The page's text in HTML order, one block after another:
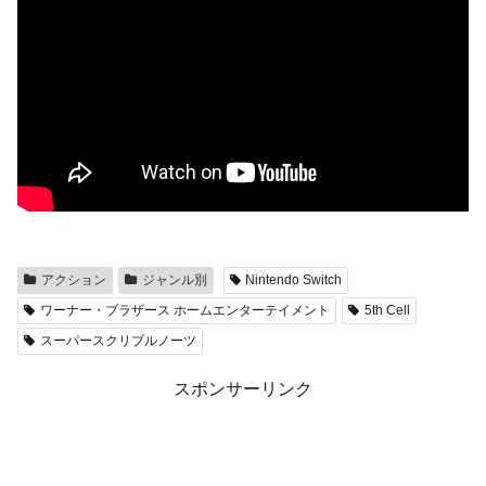
アクション ジャンル別
Nintendo Switch
ワーナー・ブラザース ホームエンターテイメント
5th Cell
スーパースクリブルノーツ
スポンサーリンク